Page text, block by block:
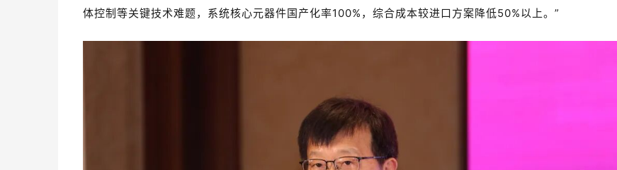
体控制等关键技术难题，系统核心元器件国产化率100%，综合成本较进口方案降低50%以上。”